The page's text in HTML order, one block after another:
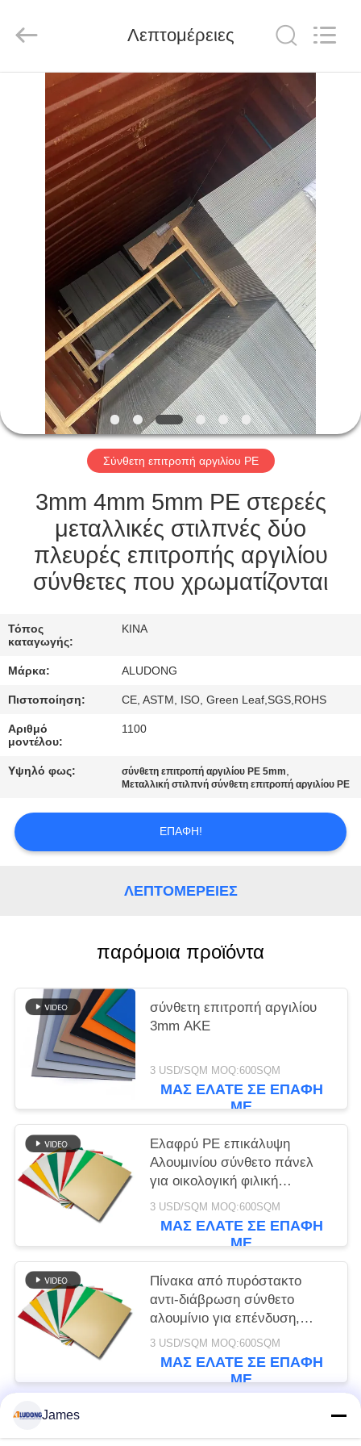
ΣΠΊΤΙ
ΠΡΟΪΌΝΤΑ
ΣΧΕΤΙΚΆ
ΕΜΆΣ
ΠΕΡΙΟΔΕΊΑ
ΕΡΓΟΣΤΆΣΙΟ
ΈΛΕΓΧΟΣ
ΠΟΙΌΤΗΤΑΣ
ΕΠΙΚΟΙΝΩΝΉΣΤΕ
ΜΑΖΊ
ΕΙΔΉΣΕΙΣ
ΥΠΟΘΈΣΕΙΣ
ΖΗΤΉΣΤΕ
ΜΙΑ
ΠΡΟΣΦΟΡΆ
SITEMAP
ΠΟΛΙΤΙΚΉ
ΑΠΟΡΡΉΤΟΥ
Co.,
Reserved.
Λεπτομέρειες
Σύνθετη επιτροπή αργιλίου PE
3mm 4mm 5mm PE στερεές
μεταλλικές στιλπνές δύο
πλευρές επιτροπής αργιλίου
σύνθετες που χρωματίζονται
Τόπος
καταγωγής:
ΚΙΝΑ
Μάρκα: ALUDONG
Πιστοποίηση: CE, ASTM, ISO, Green Leaf,SGS,ROHS
Αριθμό
μοντέλου:
1100
Υψηλό φως: σύνθετη επιτροπή αργιλίου PE 5mm,
Μεταλλική στιλπνή σύνθετη επιτροπή αργιλίου PE
ΕΠΑΦΉ!
ΛΕΠΤΟΜΈΡΕΙΕΣ
παρόμοια προϊόντα
σύνθετη επιτροπή αργιλίου
3mm ΑΚΕ
3 USD/SQM MOQ:600SQM
ΜΑΣ ΕΛΆΤΕ ΣΕ ΕΠΑΦΉ
ΜΕ
Ελαφρύ PE επικάλυψη
Αλουμινίου σύνθετο πάνελ
για οικολογική φιλική
σήμανση, μπροστινή πλευρά
του καταστήματος, εσωτερική
3 USD/SQM MOQ:600SQM
ΜΑΣ ΕΛΆΤΕ ΣΕ ΕΠΑΦΉ
ΜΕ
Πίνακα από πυρόστακτο
αντι-διάβρωση σύνθετο
αλουμίνιο για επένδυση,
τοίχους κουρτίνας, εσωτερική
διακόσμηση οροφής
3 USD/SQM MOQ:600SQM
ΜΑΣ ΕΛΆΤΕ ΣΕ ΕΠΑΦΉ
ΜΕ
Λαϊκή κατηγορία
James